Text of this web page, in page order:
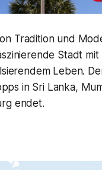
Tradition und
Stadt mit
Leben.
in Sri Lanka,
endet.